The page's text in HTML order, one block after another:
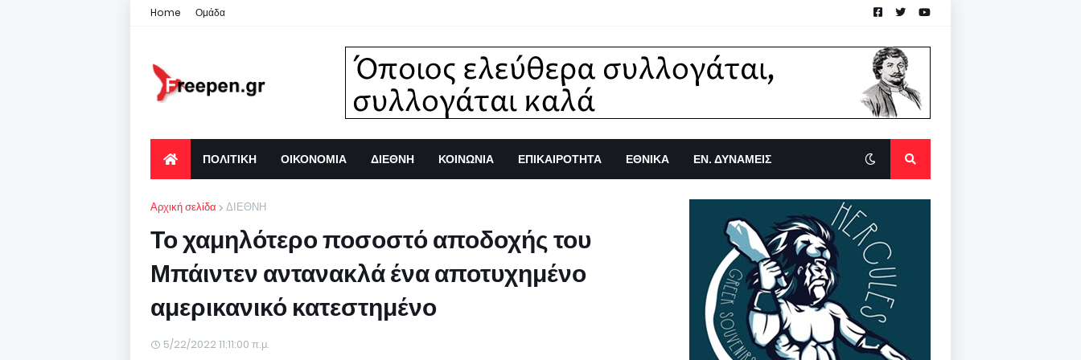
Home Ομάδα
ΠΟΛΙΤΙΚΗ ΟΙΚΟΝΟΜΙΑ ΔΙΕΘΝΗ ΚΟΙΝΩΝΙΑ ΕΠΙΚΑΙΡΟΤΗΤΑ ΕΘΝΙΚΑ ΕΝ. ΔΥΝΑΜΕΙΣ
Αρχική σελίδα ΔΙΕΘΝΗ
Το χαμηλότερο ποσοστό αποδοχής του
Μπάιντεν αντανακλά ένα αποτυχημένο
αμερικανικό κατεστημένο
5/22/2022 11:11:00 π.μ.